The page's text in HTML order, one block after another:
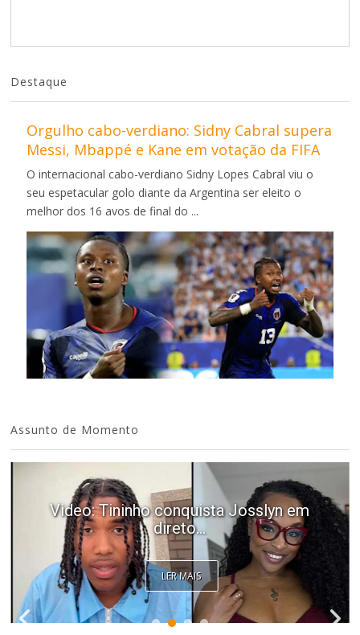
Destaque
Orgulho cabo-verdiano: Sidny Cabral supera
Messi, Mbappé e Kane em votação da FIFA
O internacional cabo-verdiano Sidny Lopes Cabral viu o
seu espetacular golo diante da Argentina ser eleito o
melhor dos 16 avos de final do ...
Assunto de Momento
Video: Tininho conquista Josslyn em
direto...
LER MAIS